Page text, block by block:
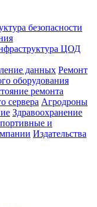
безопасности
ЦОД
данных Ремонт
оборудования
ремонта
сервера Агродроны
Здравоохранение
и
Издательства